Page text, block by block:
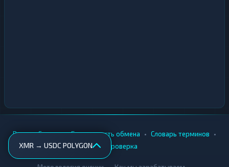
XMR → USDC POLYGON
Вики • Города • Безопасность обмена • Словарь терминов •
AML-проверка